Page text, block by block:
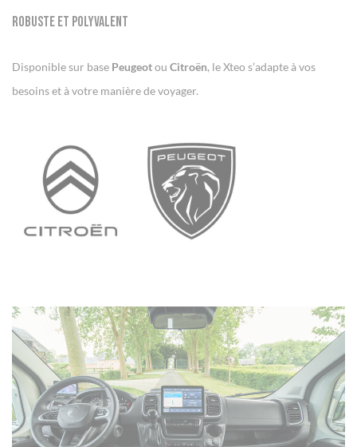
Robuste et polyvalent
Disponible sur base Peugeotou Citroën, le Xteo s’adapte à vos
besoins et à votre manière de voyager.